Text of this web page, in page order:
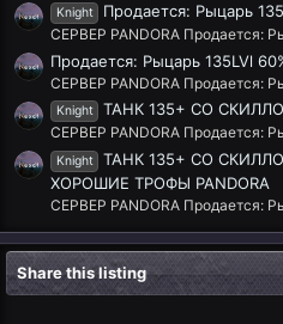
Knight Продается: Рыцарь
СЕРВЕР PANDORA Продается:
Продается: Рыцарь 135LVl
СЕРВЕР PANDORA Продается:
Knight ТАНК 135+ СО
СЕРВЕР PANDORA Продается:
Knight
ТАНК 135+ СО
ХОРОШИЕ ТРОФЫ PANDORA
СЕРВЕР PANDORA Продается:
Share this listing